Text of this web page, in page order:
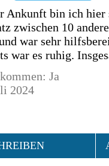
Ankunft bin ich hier
zwischen 10
war sehr
war es ruhig.
Ja
2024